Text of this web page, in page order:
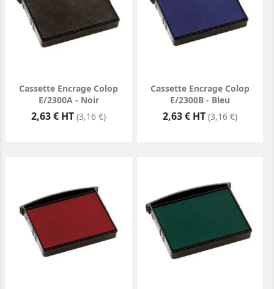
Cassette Encrage Colop
E/2300A - Noir
Prix
2,63 € HT (3,16 €)
Cassette Encrage Colop
E/2300B - Bleu
Prix
2,63 € HT (3,16 €)